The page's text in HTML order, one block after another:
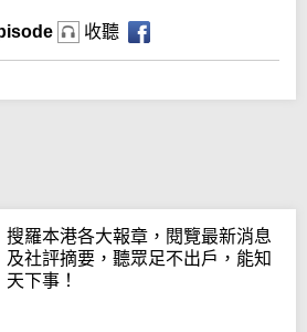
收聽
搜羅本港各大報章，閱覽最新消息
及社評摘要，聽眾足不出戶，能知
天下事！